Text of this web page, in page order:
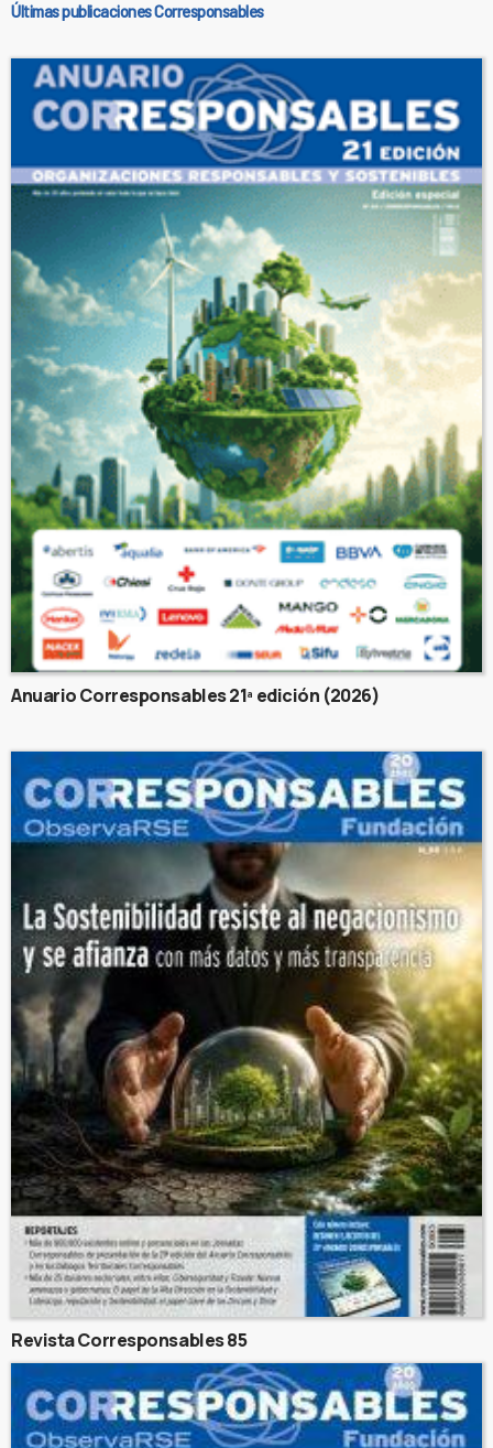
Últimas publicaciones Corresponsables
Anuario Corresponsables 21ª edición (2026)
Revista Corresponsables 85